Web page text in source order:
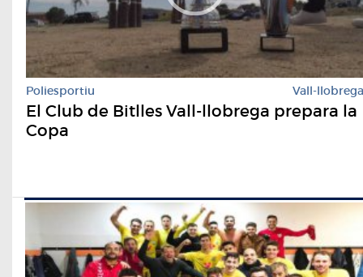
Poliesportiu Vall-llobrega
El Club de Bitlles Vall-llobrega prepara la
Copa